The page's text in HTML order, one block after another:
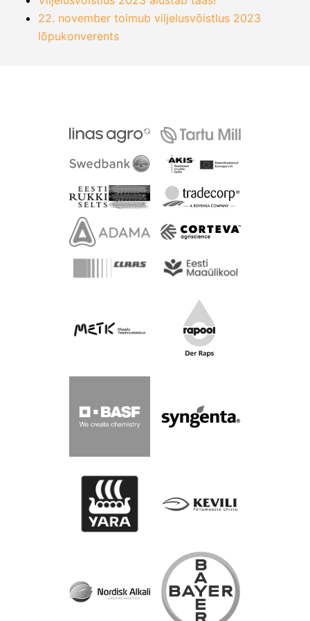
22. november toimub viljelusvõistlus 2023
lõpukonverents